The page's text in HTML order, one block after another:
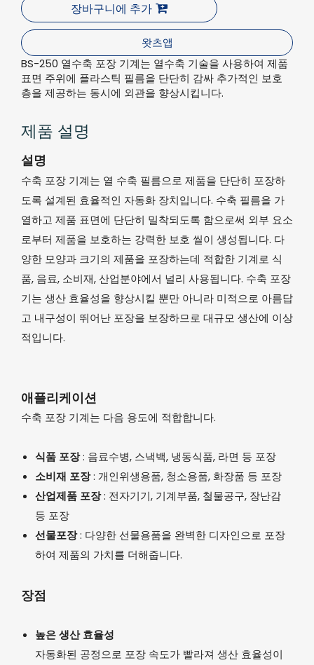
장바구니에 추가
왓츠앱
BS-250 열수축 포장 기계는 열수축 기술을 사용하여 제품
표면 주위에 플라스틱 필름을 단단히 감싸 추가적인 보호
층을 제공하는 동시에 외관을 향상시킵니다.
제품 설명
설명
수축 포장 기계는 열 수축 필름으로 제품을 단단히 포장하
도록 설계된 효율적인 자동화 장치입니다. 수축 필름을 가
열하고 제품 표면에 단단히 밀착되도록 함으로써 외부 요소
로부터 제품을 보호하는 강력한 보호 씰이 생성됩니다. 다
양한 모양과 크기의 제품을 포장하는데 적합한 기계로 식
품, 음료, 소비재, 산업분야에서 널리 사용됩니다. 수축 포장
기는 생산 효율성을 향상시킬 뿐만 아니라 미적으로 아름답
고 내구성이 뛰어난 포장을 보장하므로 대규모 생산에 이상
적입니다.
애플리케이션
수축 포장 기계는 다음 용도에 적합합니다.
식품 포장: 음료수병, 스낵백, 냉동식품, 라면 등 포장
소비재 포장: 개인위생용품, 청소용품, 화장품 등 포장
산업제품 포장: 전자기기, 기계부품, 철물공구, 장난감
등 포장
선물포장: 다양한 선물용품을 완벽한 디자인으로 포장
하여 제품의 가치를 더해줍니다.
장점
높은 생산 효율성
자동화된 공정으로 포장 속도가 빨라져 생산 효율성이